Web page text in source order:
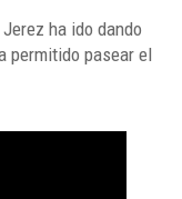
ha ido dando
permitido pasear el